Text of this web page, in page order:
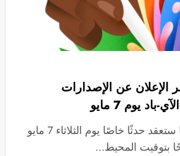
الإعلان عن الإصدارات
يوم 7 مايو
أعلنت آبل أنها ستعقد حدثًا خاصًا يوم الثلاثاء 7 مايو